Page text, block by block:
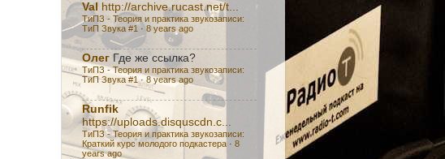
Val http://archive.rucast.net/t...
ТиПЗ - Теория и практика звукозаписи:
TиП Звука #1 · 8 years ago
Олег Где же ссылка?
ТиПЗ - Теория и практика звукозаписи:
TиП Звука #1 · 8 years ago
Runfik
https://uploads.disquscdn.c...
ТиПЗ - Теория и практика звукозаписи:
Краткий курс молодого подкастера · 8
years ago